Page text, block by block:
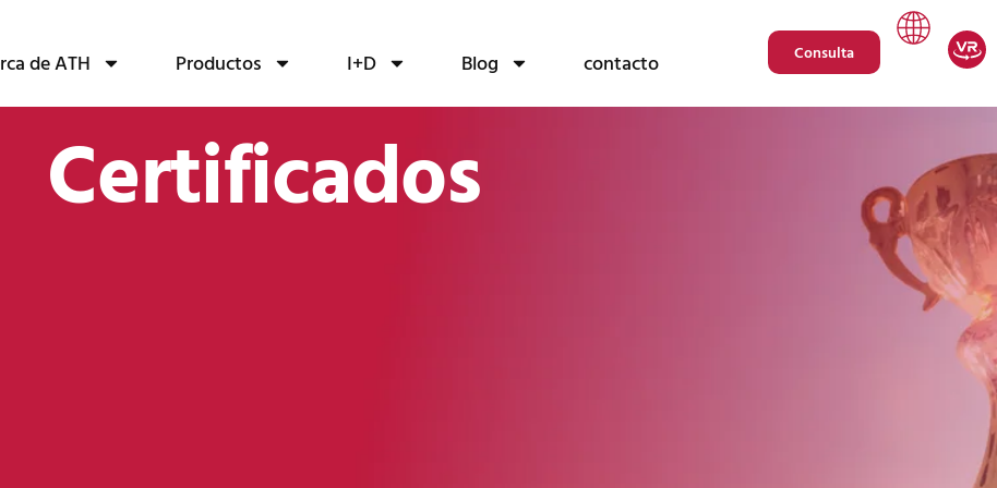
de ATH Productos I+D Blog contacto Consulta
Certificados